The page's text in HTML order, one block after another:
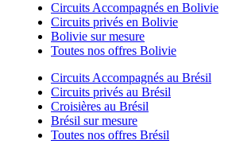
Circuits Accompagnés en Bolivie
Circuits privés en Bolivie
Bolivie sur mesure
Toutes nos offres Bolivie
Circuits Accompagnés au Brésil
Circuits privés au Brésil
Croisières au Brésil
Brésil sur mesure
Toutes nos offres Brésil